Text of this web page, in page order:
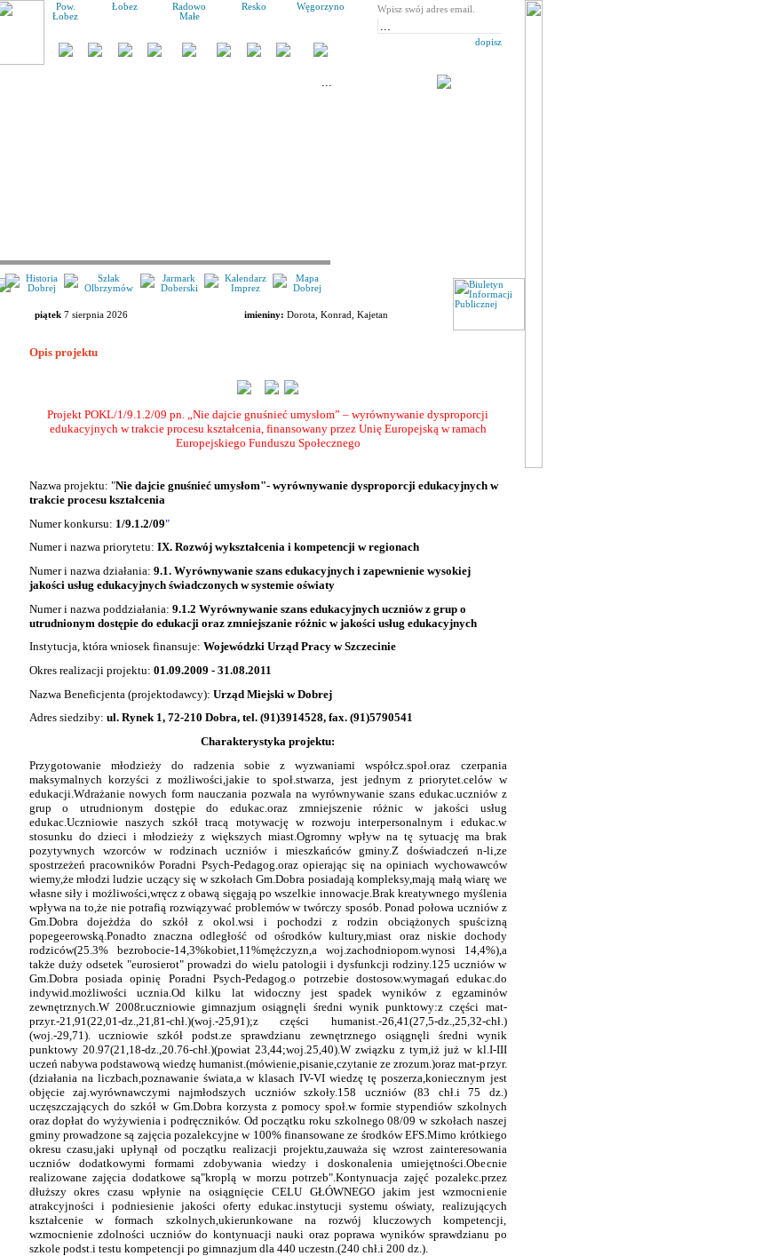
Pow.
Łobez
Łobez
Radowo
Małe
Resko Węgorzyno Wpisz swój adres email.
dopisz
Historia
Dobrej
Szlak
Olbrzymów
Jarmark
Doberski
Kalendarz
Imprez
Mapa
Dobrej
piątek 7 sierpnia 2026 imieniny: Dorota, Konrad, Kajetan
Opis projektu
Projekt POKL/1/9.1.2/09 pn. „Nie dajcie gnuśnieć umysłom” – wyrównywanie dysproporcji
edukacyjnych w trakcie procesu kształcenia, finansowany przez Unię Europejską w ramach
Europejskiego Funduszu Społecznego
Nazwa projektu: "Nie dajcie gnuśnieć umysłom"- wyrównywanie dysproporcji edukacyjnych w
trakcie procesu kształcenia
Numer konkursu: 1/9.1.2/09"
Numer i nazwa priorytetu: IX. Rozwój wykształcenia i kompetencji w regionach
Numer i nazwa działania: 9.1. Wyrównywanie szans edukacyjnych i zapewnienie wysokiej
jakości usług edukacyjnych świadczonych w systemie oświaty
Numer i nazwa poddziałania: 9.1.2 Wyrównywanie szans edukacyjnych uczniów z grup o
utrudnionym dostępie do edukacji oraz zmniejszanie różnic w jakości usług edukacyjnych
Instytucja, która wniosek finansuje: Wojewódzki Urząd Pracy w Szczecinie
Okres realizacji projektu: 01.09.2009 - 31.08.2011
Nazwa Beneficjenta (projektodawcy): Urząd Miejski w Dobrej
Adres siedziby: ul. Rynek 1, 72-210 Dobra, tel. (91)3914528, fax. (91)5790541
Charakterystyka projektu:
Przygotowanie młodzieży do radzenia sobie z wyzwaniami współcz.społ.oraz czerpania
maksymalnych korzyści z możliwości,jakie to społ.stwarza, jest jednym z priorytet.celów w
edukacji.Wdrażanie nowych form nauczania pozwala na wyrównywanie szans edukac.uczniów z
grup o utrudnionym dostępie do edukac.oraz zmniejszenie różnic w jakości usług
edukac.Uczniowie naszych szkół tracą motywację w rozwoju interpersonalnym i edukac.w
stosunku do dzieci i młodzieży z większych miast.Ogromny wpływ na tę sytuację ma brak
pozytywnych wzorców w rodzinach uczniów i mieszkańców gminy.Z doświadczeń n-li,ze
spostrzeżeń pracowników Poradni Psych-Pedagog.oraz opierając się na opiniach wychowawców
wiemy,że młodzi ludzie uczący się w szkołach Gm.Dobra posiadają kompleksy,mają małą wiarę we
własne siły i możliwości,wręcz z obawą sięgają po wszelkie innowacje.Brak kreatywnego myślenia
wpływa na to,że nie potrafią rozwiązywać problemów w twórczy sposób. Ponad połowa uczniów z
Gm.Dobra dojeżdża do szkół z okol.wsi i pochodzi z rodzin obciążonych spuścizną
popegeerowską.Ponadto znaczna odległość od ośrodków kultury,miast oraz niskie dochody
rodziców(25.3% bezrobocie-14,3%kobiet,11%mężczyzn,a woj.zachodniopom.wynosi 14,4%),a
także duży odsetek "eurosierot" prowadzi do wielu patologii i dysfunkcji rodziny.125 uczniów w
Gm.Dobra posiada opinię Poradni Psych-Pedagog.o potrzebie dostosow.wymagań edukac.do
indywid.możliwości ucznia.Od kilku lat widoczny jest spadek wyników z egzaminów
zewnętrznych.W 2008r.uczniowie gimnazjum osiągnęli średni wynik punktowy:z części mat-
przyr.-21,91(22,01-dz.,21,81-chł.)(woj.-25,91);z części humanist.-26,41(27,5-dz.,25,32-chł.)
(woj.-29,71). uczniowie szkół podst.ze sprawdzianu zewnętrznego osiągnęli średni wynik
punktowy 20.97(21,18-dz.,20.76-chł.)(powiat 23,44;woj.25,40).W związku z tym,iż już w kl.I-III
uczeń nabywa podstawową wiedzę humanist.(mówienie,pisanie,czytanie ze zrozum.)oraz mat-przyr.
(działania na liczbach,poznawanie świata,a w klasach IV-VI wiedzę tę poszerza,koniecznym jest
objęcie zaj.wyrównawczymi najmłodszych uczniów szkoły.158 uczniów (83 chł.i 75 dz.)
uczęszczających do szkół w Gm.Dobra korzysta z pomocy społ.w formie stypendiów szkolnych
oraz dopłat do wyżywienia i podręczników. Od początku roku szkolnego 08/09 w szkołach naszej
gminy prowadzone są zajęcia pozalekcyjne w 100% finansowane ze środków EFS.Mimo krótkiego
okresu czasu,jaki upłynął od początku realizacji projektu,zauważa się wzrost zainteresowania
uczniów dodatkowymi formami zdobywania wiedzy i doskonalenia umiejętności.Obecnie
realizowane zajęcia dodatkowe są"kroplą w morzu potrzeb".Kontynuacja zajęć pozalekc.przez
dłuższy okres czasu wpłynie na osiągnięcie CELU GŁÓWNEGO jakim jest wzmocnienie
atrakcyjności i podniesienie jakości oferty edukac.instytucji systemu oświaty, realizujących
kształcenie w formach szkolnych,ukierunkowane na rozwój kluczowych kompetencji,
wzmocnienie zdolności uczniów do kontynuacji nauki oraz poprawa wyników sprawdzianu po
szkole podst.i testu kompetencji po gimnazjum dla 440 uczestn.(240 chł.i 200 dz.).